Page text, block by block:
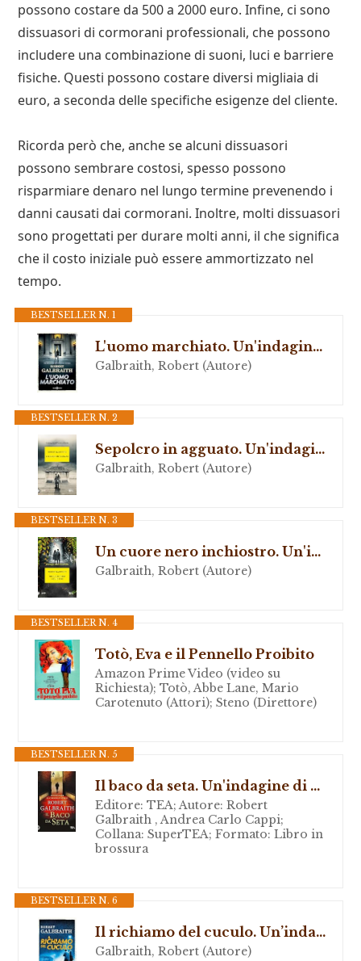
possono costare da 500 a 2000 euro. Infine, ci sono
dissuasori di cormorani professionali, che possono
includere una combinazione di suoni, luci e barriere
fisiche. Questi possono costare diversi migliaia di
euro, a seconda delle specifiche esigenze del cliente.
Ricorda però che, anche se alcuni dissuasori
possono sembrare costosi, spesso possono
risparmiare denaro nel lungo termine prevenendo i
danni causati dai cormorani. Inoltre, molti dissuasori
sono progettati per durare molti anni, il che significa
che il costo iniziale può essere ammortizzato nel
tempo.
BESTSELLER N. 1
L'uomo marchiato. Un'indagine di Cormoran Strike
Galbraith, Robert (Autore)
BESTSELLER N. 2
Sepolcro in agguato. Un'indagine di Cormoran Strike
Galbraith, Robert (Autore)
BESTSELLER N. 3
Un cuore nero inchiostro. Un'indagine di Cormoran Strike
Galbraith, Robert (Autore)
BESTSELLER N. 4
Totò, Eva e il Pennello Proibito
Amazon Prime Video (video su
Richiesta); Totò, Abbe Lane, Mario
Carotenuto (Attori); Steno (Direttore)
BESTSELLER N. 5
Il baco da seta. Un'indagine di Cormoran Strike
Editore: TEA; Autore: Robert
Galbraith , Andrea Carlo Cappi;
Collana: SuperTEA; Formato: Libro in
brossura
BESTSELLER N. 6
Il richiamo del cuculo. Un’indagine di Cormoran Strike
Galbraith, Robert (Autore)